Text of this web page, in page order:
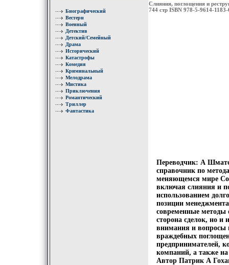
Биографический
Вестерн
Военный
Детектив
Детский/Семейный
Драма
Исторический
Катастрофы
Комедия
Криминальный
Мелодрама
Мистика
Приключения
Романтический
Триллер
Фантастика
Слияния, поглощения и
744 стр ISBN 978-5-9614-
Переводчик: А
справочник по
меняющемся мире
включая слияния и
использованием
позиции
современные методы
сторона сделок, но и
внимания и вопросы
враждебных
предпринимателей,
компаний, а также на
Автор Патрик А